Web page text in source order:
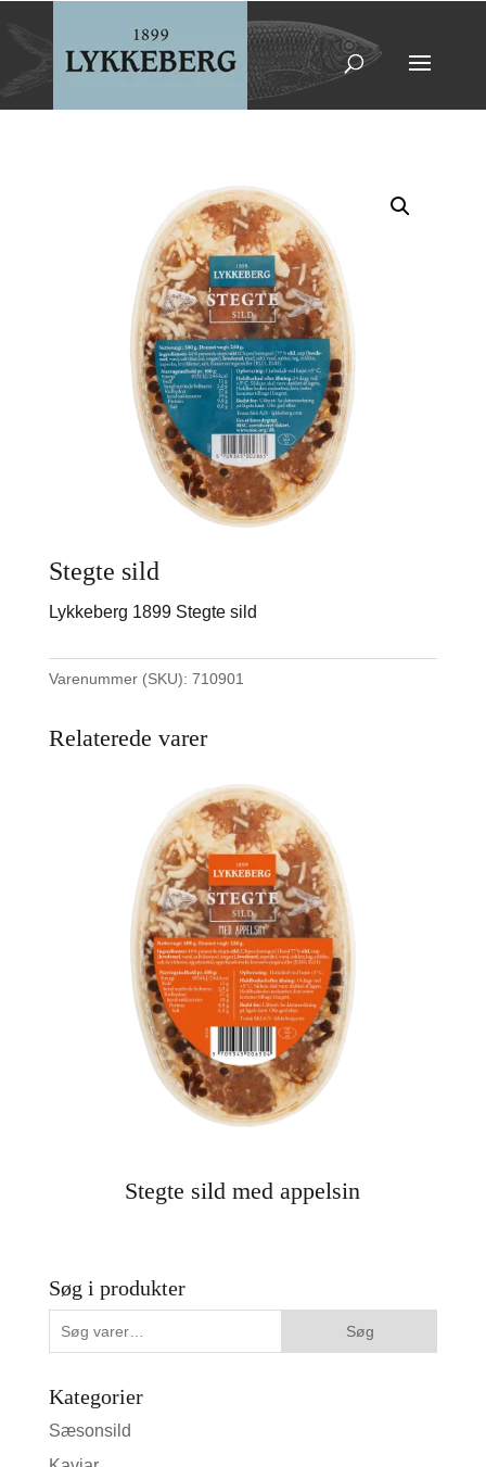
Stegte sild
Lykkeberg 1899 Stegte sild
Varenummer (SKU): 710901
Relaterede varer
Stegte sild med appelsin
Søg i produkter
Søg
Kategorier
Sæsonsild